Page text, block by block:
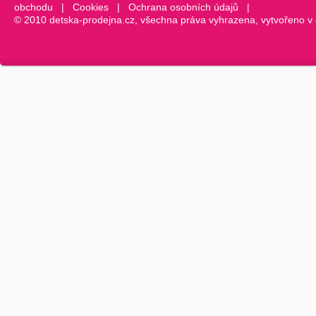
obchodu | Cookies | Ochrana osobních údajů |
© 2010 detska-prodejna.cz, všechna práva vyhrazena, vytvořeno v